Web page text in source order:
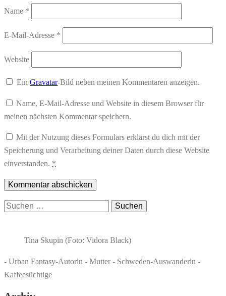
Name *
E-Mail-Adresse *
Website
EinGravatar-Bild neben meinen Kommentaren anzeigen.
Name, E-Mail-Adresse und Website in diesem Browser für
meinen nächsten Kommentar speichern.
Mit der Nutzung dieses Formulars erklärst du dich mit der
Speicherung und Verarbeitung deiner Daten durch diese Website
einverstanden. *
Suchen
Tina Skupin (Foto: Vidora Black)
- Urban Fantasy-Autorin - Mutter - Schweden-Auswanderin -
Kaffeesüchtige